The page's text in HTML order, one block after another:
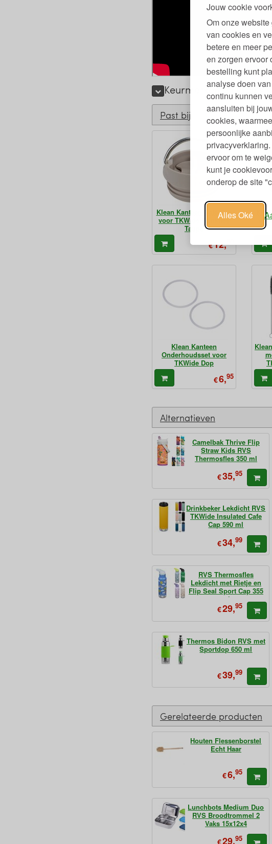
Jouw cookie
Om onze
van cookies en
betere en meer
en zorgen ervoor
bestelling kunt
analyse doen
continu kunnen
aansluiten bij
cookies,
persoonlijke
ervoor om te
kunt je
onderop de site
Alles Oké
Keurmerken en labels
Past bij
Klean Kanteen Café Cap
voor TKWide Drinkfles
Taupe
€12,
Klean Kanteen
Onderhoudsset voor
TKWide Dop
€6,95
Alternatieven
Camelbak Thrive Flip
Straw Kids RVS
Thermosfles 350 ml
€35,95
Drinkbeker Lekdicht RVS
TKWide Insulated Cafe
Cap 590 ml
€34,99
RVS Thermosfles
Lekdicht met Rietje en
Flip Seal Sport Cap 355
ml
€29,95
Thermos Bidon RVS met
Sportdop 650 ml
€39,99
Gerelateerde producten
Houten Flessenborstel
Echt Haar
€6,95
Lunchbots Medium Duo
RVS Broodtrommel 2
Vaks 15x12x4
€29,95